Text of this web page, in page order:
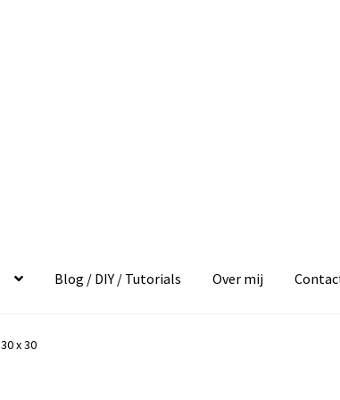
Blog / DIY / Tutorials Over mij
x 30